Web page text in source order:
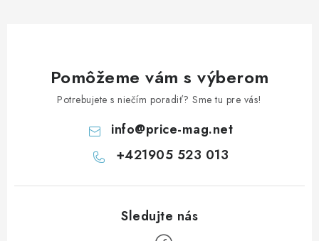
Pomôžeme vám s výberom
Potrebujete s niečím poradiť? Sme tu pre vás!
info@price-mag.net
+421905 523 013